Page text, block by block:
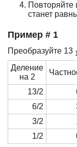
Повторяйте
станет
Пример # 1
Преобразуйте 13
Деление
на 2
13/2
6/2
3/2
1/2